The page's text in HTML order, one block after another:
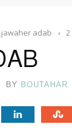
›
jawaher adab
BY BOUTAHAR